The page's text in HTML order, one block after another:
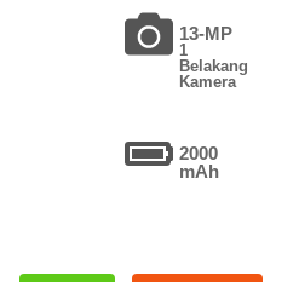
13-MP
1
Belakang
Kamera
2000
mAh